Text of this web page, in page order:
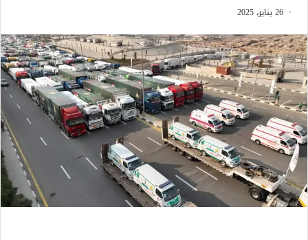
26 يناير، 2025